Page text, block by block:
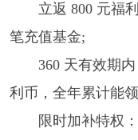
立返 800 元福
笔充值基金;
360 天有效期
利币，全年累计能
限时加补特权